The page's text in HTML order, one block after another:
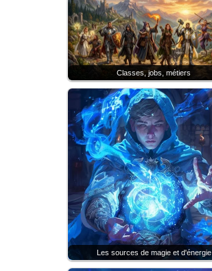
Classes, jobs, métiers
Les sources de magie et d'énergie